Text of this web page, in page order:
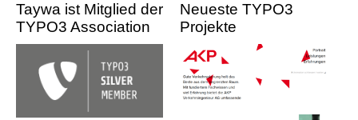
Taywa ist Mitglied der
TYPO3 Association
Neueste TYPO3
Projekte